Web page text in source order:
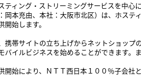
ティング・ストリーミングサービスを中心
岡本充由、本社：大阪市北区）は、ホステ
始します。
携帯サイトの立ち上げからネットショッ
バイルビジネスを始めることができます
開始により、ＮＴＴ西日本１００％子会社